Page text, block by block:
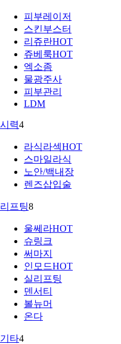
피부레이저
스킨부스터
리쥬란HOT
쥬베룩HOT
엑소좀
물광주사
피부관리
LDM
시력4
라식라섹HOT
스마일라식
노안/백내장
렌즈삽입술
리프팅8
울쎄라HOT
슈링크
써마지
인모드HOT
실리프팅
덴서티
볼뉴머
온다
기타4